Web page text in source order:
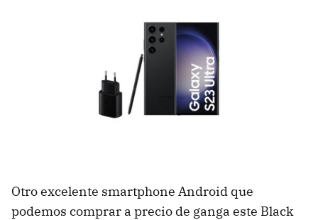
Otro excelente smartphone Android que
podemos comprar a precio de ganga este Black